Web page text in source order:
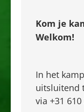
Kom je
Welkom!
In het
uitsluitend
via +31 610